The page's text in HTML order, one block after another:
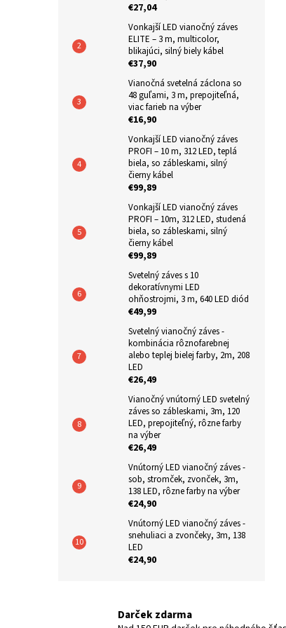
€27,04
Vonkajší LED vianočný záves
ELITE – 3 m, multicolor,
blikajúci, silný biely kábel
€37,90
Vianočná svetelná záclona so
48 guľami, 3 m, prepojiteľná,
viac farieb na výber
€16,90
Vonkajší LED vianočný záves
PROFI – 10 m, 312 LED, teplá
biela, so zábleskami, silný
čierny kábel
€99,89
Vonkajší LED vianočný záves
PROFI – 10m, 312 LED, studená
biela, so zábleskami, silný
čierny kábel
€99,89
Svetelný záves s 10
dekoratívnymi LED
ohňostrojmi, 3 m, 640 LED diód
€49,99
Svetelný vianočný záves -
kombinácia rôznofarebnej
alebo teplej bielej farby, 2m, 208
LED
€26,49
Vianočný vnútorný LED svetelný
záves so zábleskami, 3m, 120
LED, prepojiteľný, rôzne farby
na výber
€26,49
Vnútorný LED vianočný záves -
sob, stromček, zvonček, 3m,
138 LED, rôzne farby na výber
€24,90
Vnútorný LED vianočný záves -
snehuliaci a zvončeky, 3m, 138
LED
€24,90
Darček zdarma